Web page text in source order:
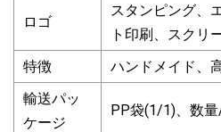
ロゴ
スタンピング、
ト印刷、スクリ
特徴
ハンドメイド、
輸送パッ
ケージ
PP袋(1/1)、数量